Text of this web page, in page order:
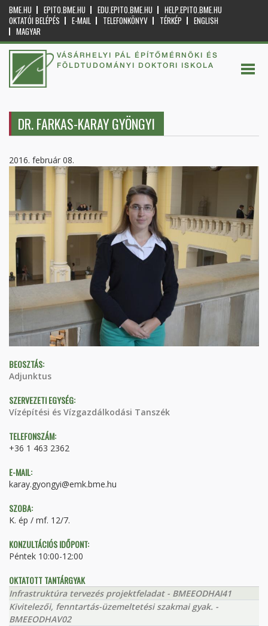
BME.HU EPITO.BME.HU EDU.EPITO.BME.HU
HELP.EPITO.BME.HU
OKTATÓI BELÉPÉS
E-MAIL TELEFONKÖNYV TÉRKÉP
ENGLISH
MAGYAR
VÁSÁRHELYI PÁL ÉPÍTŐMÉRNÖKI ÉS
FÖLDTUDOMÁNYI DOKTORI ISKOLA
DR. FARKAS-KARAY GYÖNGYI
2016. február 08.
BEOSZTÁS:
Adjunktus
SZERVEZETI EGYSÉG:
Vízépítési és Vízgazdálkodási Tanszék
TELEFONSZÁM:
+36 1 463 2362
E-MAIL:
karay.gyongyi@emk.bme.hu
SZOBA:
K. ép / mf. 12/7.
KONZULTÁCIÓS IDŐPONT:
Péntek 10:00-12:00
OKTATOTT TANTÁRGYAK
Infrastruktúra tervezés projektfeladat - BMEEODHAI41
Kivitelezői, fenntartás-üzemeltetési szakmai gyak. -
BMEEODHAV02